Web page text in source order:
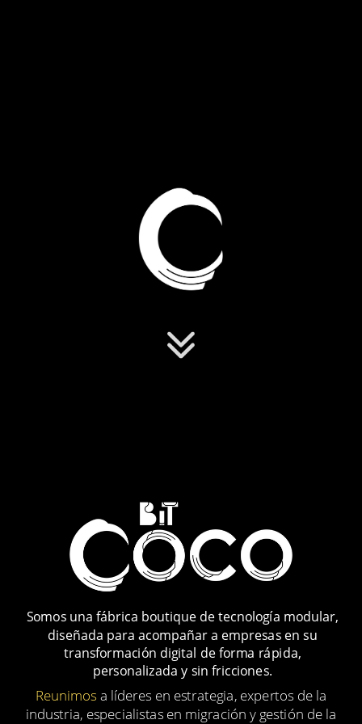
Reunimos a líderes en estrategia, expertos de la
industria, especialistas en migración y gestión de la
Somos una fábrica boutique de tecnología modular,
diseñada para acompañar a empresas en su
transformación digital de forma rápida,
personalizada y sin fricciones.